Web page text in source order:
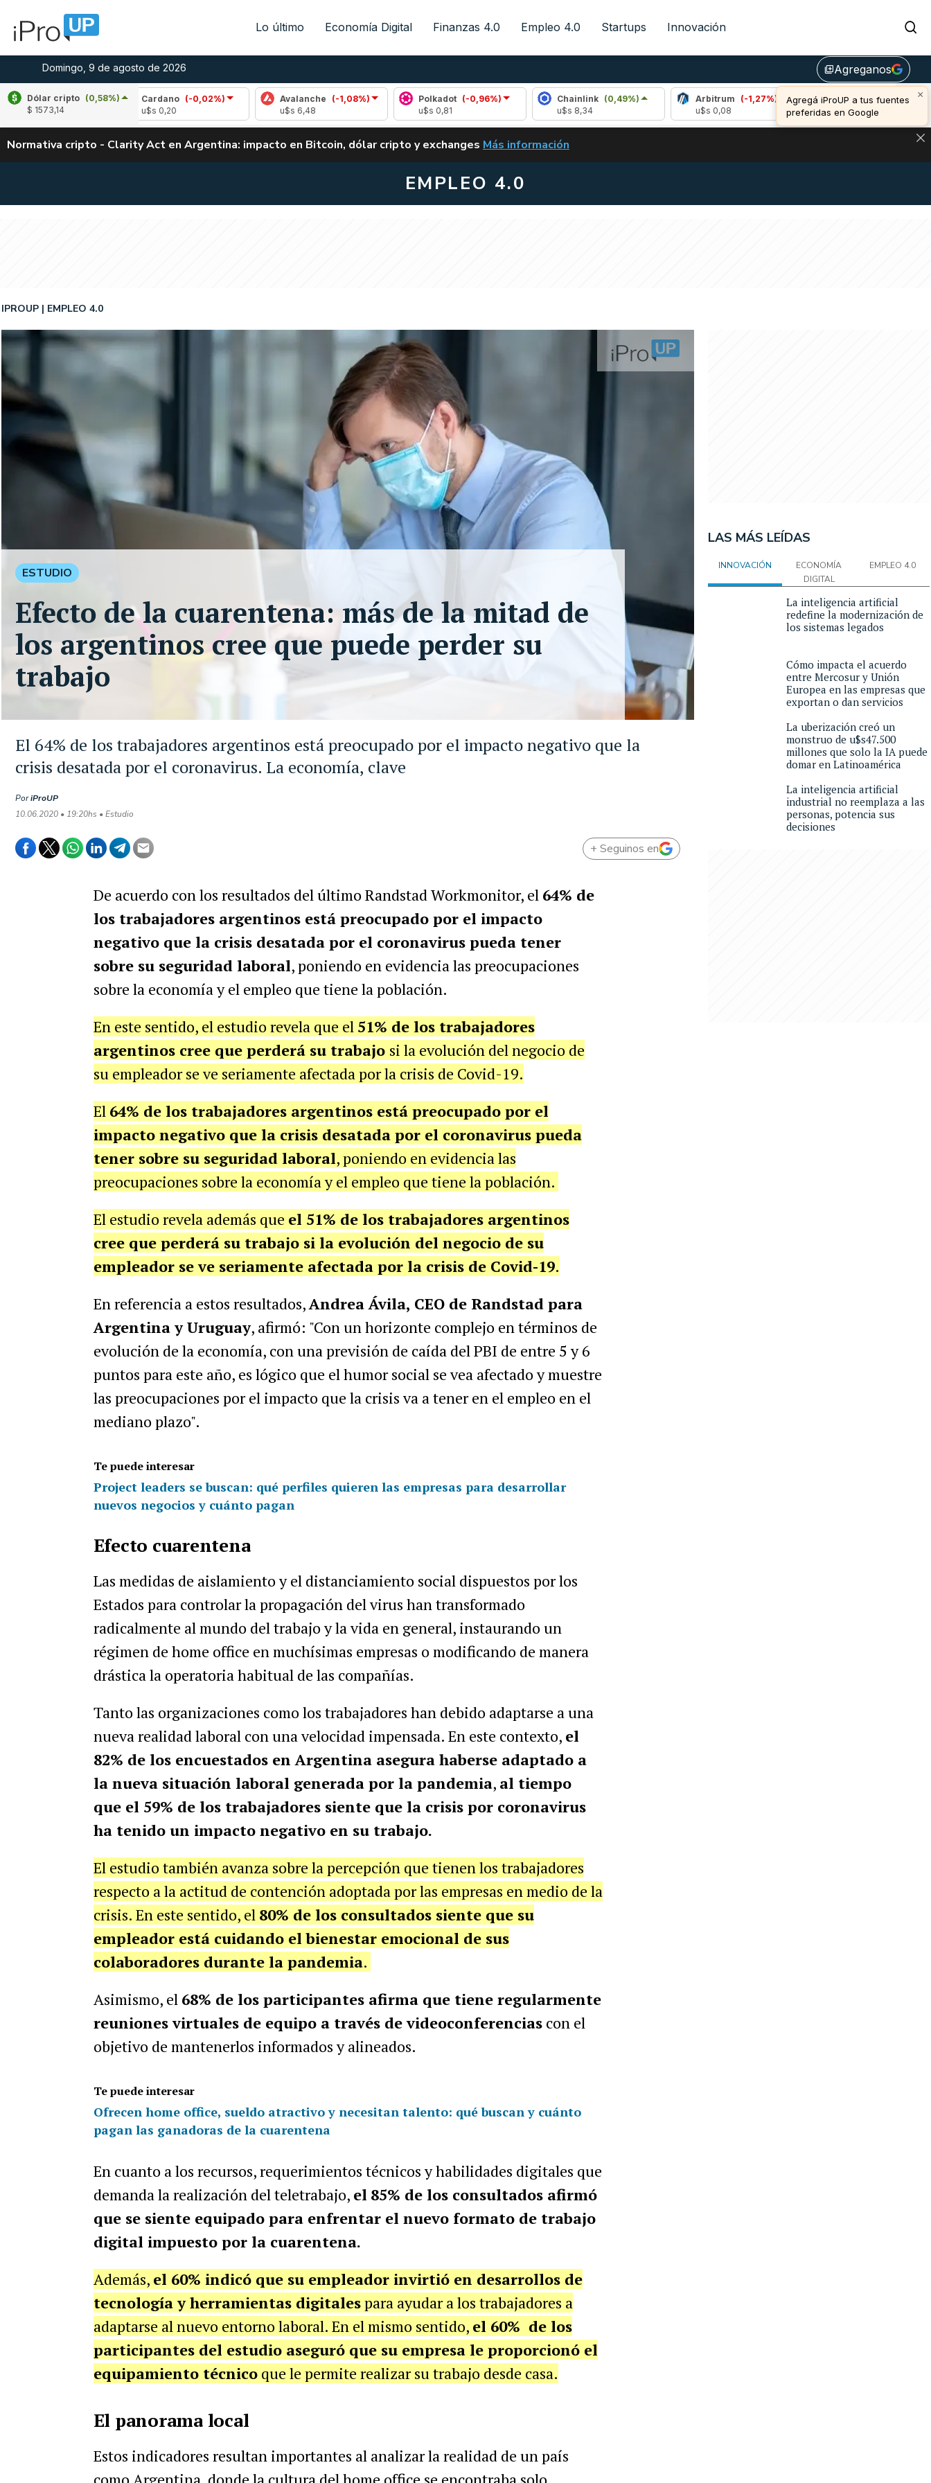
Lo último Economía Digital Finanzas 4.0 Empleo 4.0 Startups Innovación
Domingo, 9 de agosto de 2026 library_addAgreganos
×
Agregá iProUP a tus fuentes
preferidas en Google
Dólar cripto (0,58%)
$ 1573,14
Cardano
(-0,02%)
Avalanche (-1,08%)
Polkadot
(-0,96%)
Chainlink
(0,49%)
Arbitrum
(-1,27%)
Bitcoin
(-0,24%)
u$s 64.810,00
Normativa cripto - Clarity Act en Argentina: impacto en Bitcoin, dólar cripto y exchanges CLARITY ACT EN ARGENTINA: IMPACTO EN BITCOIN, DÓLAR CRIPTO Y EXCHANGES
Más información
EMPLEO 4.0
El 64% de los trabajadores argentinos está preocupado por el impacto negativo que la
crisis desatada por el coronavirus. La economía, clave
IPROUP EMPLEO 4.0
PoriProUP
10.06.2020 • 19:20hs • Estudio
ESTUDIO
Efecto de la cuarentena: más de la mitad de
los argentinos cree que puede perder su
trabajo
+ Seguinos en
De acuerdo con los resultados del último Randstad Workmonitor, el 64% de
los trabajadores argentinos está preocupado por el impacto
negativo que la crisis desatada por el coronavirus pueda tener
sobre su seguridad laboral, poniendo en evidencia las preocupaciones
sobre la economía y el empleo que tiene la población.
En este sentido, el estudio revela que el 51% de los trabajadores
argentinos cree que perderá su trabajo si la evolución del negocio de
su empleador se ve seriamente afectada por la crisis de Covid-19.
El 64% de los trabajadores argentinos está preocupado por el
impacto negativo que la crisis desatada por el coronavirus pueda
tener sobre su seguridad laboral, poniendo en evidencia las
preocupaciones sobre la economía y el empleo que tiene la población.
El estudio revela además que el 51% de los trabajadores argentinos
cree que perderá su trabajo si la evolución del negocio de su
empleador se ve seriamente afectada por la crisis de Covid-19.
En referencia a estos resultados,Andrea Ávila, CEO de Randstad para
Argentina y Uruguay, afirmó: "Con un horizonte complejo en términos de
evolución de la economía, con una previsión de caída del PBI de entre 5 y 6
puntos para este año, es lógico que el humor social se vea afectado y muestre
las preocupaciones por el impacto que la crisis va a tener en el empleo en el
mediano plazo".
Te puede interesar
Project leaders se buscan: qué perfiles quieren las empresas para desarrollar
nuevos negocios y cuánto pagan
Efecto cuarentena
Las medidas de aislamiento y el distanciamiento social dispuestos por los
Estados para controlar la propagación del virus han transformado
radicalmente al mundo del trabajo y la vida en general, instaurando un
régimen de home office en muchísimas empresas o modificando de manera
drástica la operatoria habitual de las compañías.
Tanto las organizaciones como los trabajadores han debido adaptarse a una
nueva realidad laboral con una velocidad impensada. En este contexto, el
82% de los encuestados en Argentina asegura haberse adaptado a
la nueva situación laboral generada por la pandemia, al tiempo
que el 59% de los trabajadores siente que la crisis por coronavirus
ha tenido un impacto negativo en su trabajo.
El estudio también avanza sobre la percepción que tienen los trabajadores
respecto a la actitud de contención adoptada por las empresas en medio de la
crisis. En este sentido, el 80% de los consultados siente que su
empleador está cuidando el bienestar emocional de sus
colaboradores durante la pandemia.
Asimismo, el 68% de los participantes afirma que tiene regularmente
reuniones virtuales de equipo a través de videoconferenciascon el
objetivo de mantenerlos informados y alineados.
Te puede interesar
Ofrecen home office, sueldo atractivo y necesitan talento: qué buscan y cuánto
pagan las ganadoras de la cuarentena
En cuanto a los recursos, requerimientos técnicos y habilidades digitales que
demanda la realización del teletrabajo, el 85% de los consultados afirmó
que se siente equipado para enfrentar el nuevo formato de trabajo
digital impuesto por la cuarentena.
Además, el 60% indicó que su empleador invirtió en desarrollos de
tecnología y herramientas digitalespara ayudar a los trabajadores a
adaptarse al nuevo entorno laboral. En el mismo sentido, el 60% de los
participantes del estudio aseguró que su empresa le proporcionó el
equipamiento técnicoque le permite realizar su trabajo desde casa.
El panorama local
Estos indicadores resultan importantes al analizar la realidad de un país
LAS MÁS LEÍDAS
INNOVACIÓN
ECONOMÍA
DIGITAL
EMPLEO 4.0
La inteligencia artificial
redefine la modernización de
los sistemas legados
Cómo impacta el acuerdo
entre Mercosur y Unión
Europea en las empresas que
exportan o dan servicios
La uberización creó un
monstruo de u$s47.500
millones que solo la IA puede
domar en Latinoamérica
La inteligencia artificial
industrial no reemplaza a las
personas, potencia sus
decisiones